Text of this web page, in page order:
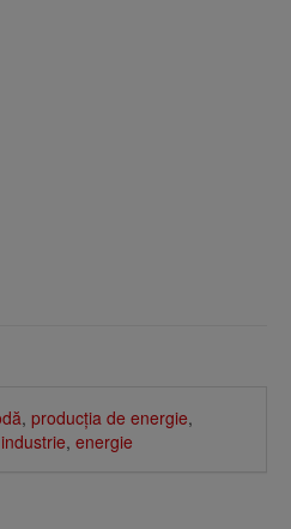
, producţia de energie,
industrie, energie